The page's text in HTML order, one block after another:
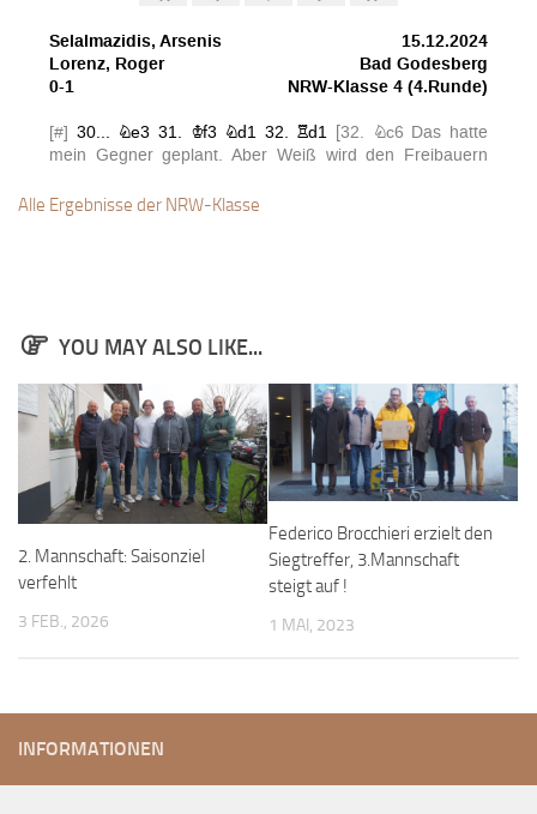
Alle Ergebnisse der NRW-Klasse
YOU MAY ALSO LIKE...
2. Mannschaft: Saisonziel
verfehlt
3 FEB., 2026
Federico Brocchieri erzielt den
Siegtreffer, 3.Mannschaft
steigt auf !
1 MAI, 2023
INFORMATIONEN